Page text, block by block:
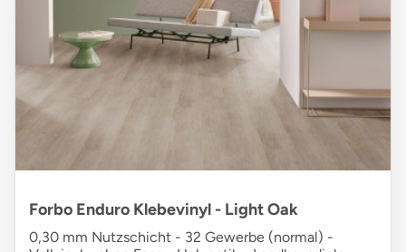
Forbo Enduro Klebevinyl - Light Oak
0,30 mm Nutzschicht - 32 Gewerbe (normal) -